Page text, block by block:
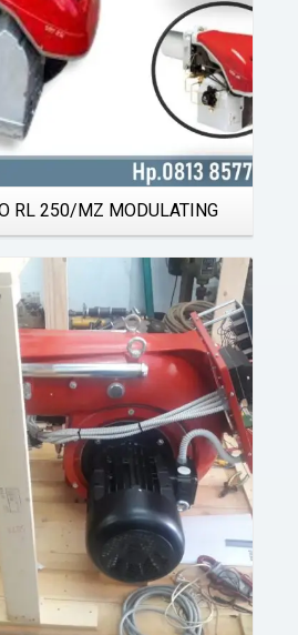
RL 250/MZ MODULATING
Details